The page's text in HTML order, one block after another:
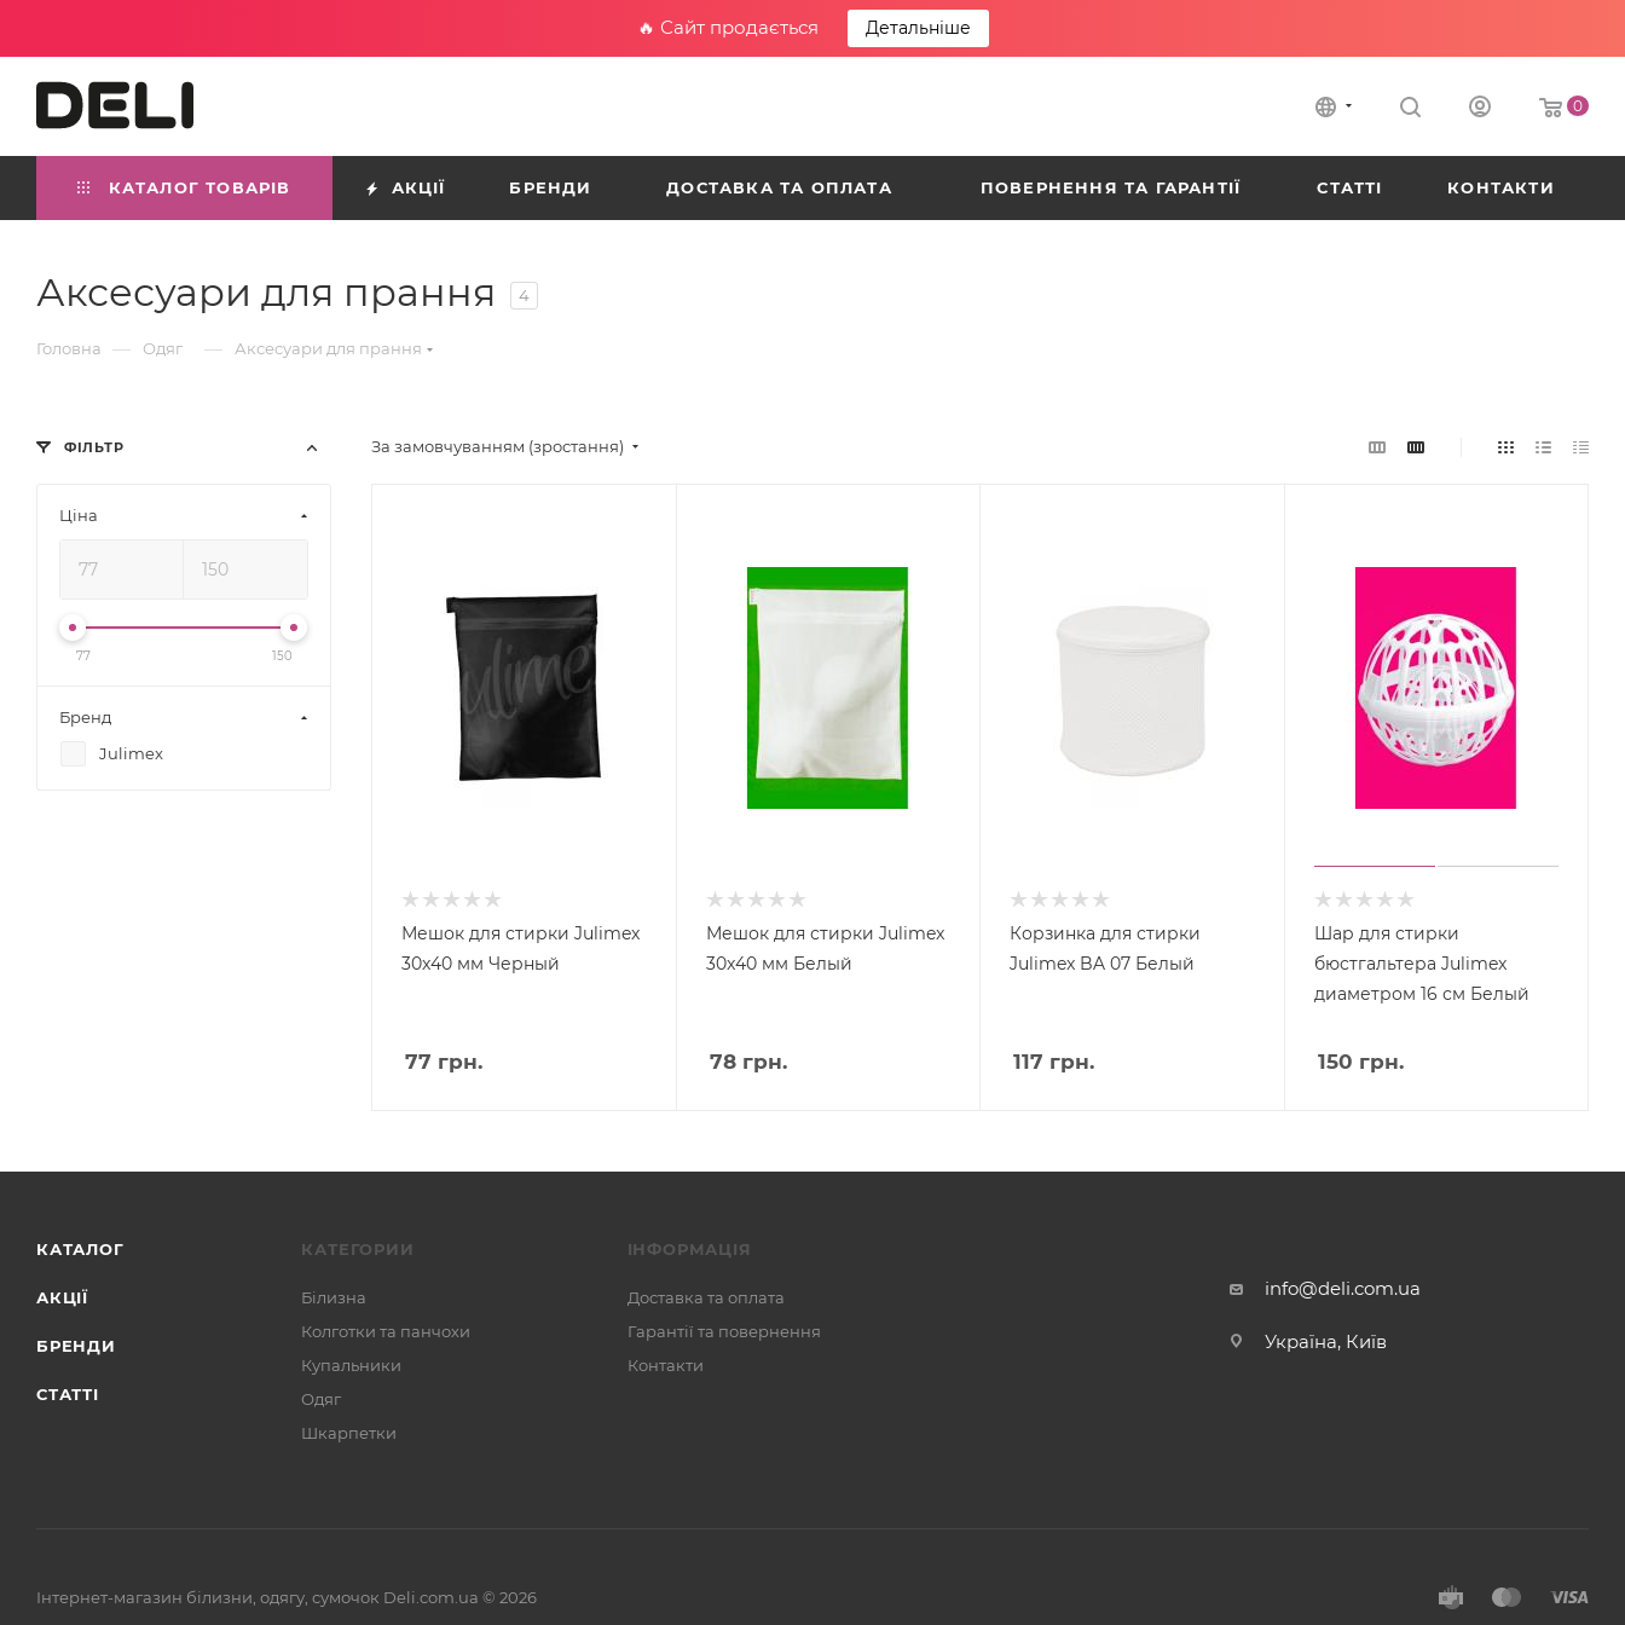
🔥 Сайт продається Детальніше
0
КАТАЛОГ ТОВАРІВ АКЦІЇ БРЕНДИ ДОСТАВКА ТА ОПЛАТА ПОВЕРНЕННЯ ТА ГАРАНТІЇ СТАТТІ КОНТАКТИ
Аксесуари для прання 4
Головна — Одяг — Аксесуари для прання
За замовчуванням (зростання)
Мешок для стирки Julimex
30x40 мм Черный
77 грн.
Мешок для стирки Julimex
30x40 мм Белый
78грн.
Корзинка для стирки
Julimex BA 07 Белый
117 грн.
Шар для стирки
бюстгальтера Julimex
диаметром 16 см Белый
150 грн.
ФІЛЬТР
Ціна
77 150
Бренд
Julimex
КАТАЛОГ
АКЦІЇ
БРЕНДИ
СТАТТІ
КАТЕГОРИИ
Білизна
Колготки та панчохи
Купальники
Одяг
Шкарпетки
ІНФОРМАЦІЯ
Доставка та оплата
Гарантії та повернення
Контакти
info@deli.com.ua
Україна, Київ
Інтернет-магазин білизни, одягу, сумочок Deli.com.ua © 2026